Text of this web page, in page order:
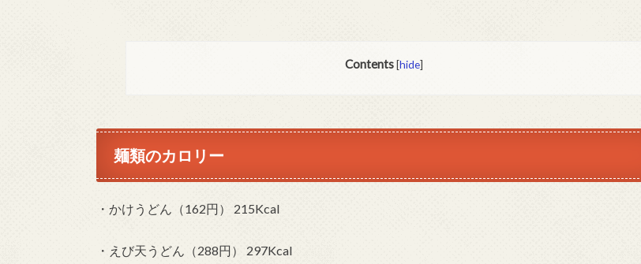
Contents [hide]
麺類のカロリー
・かけうどん（162円） 215Kcal
・えび天うどん（288円） 297Kcal